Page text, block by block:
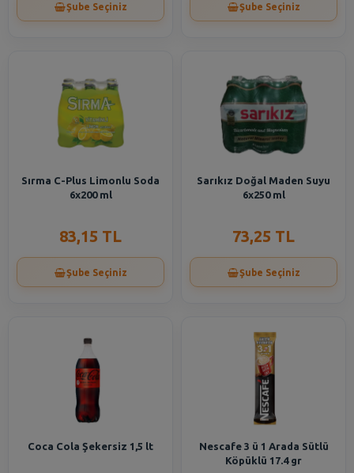
Şube Seçiniz Şube Seçiniz
Sırma C-Plus Limonlu Soda
6x200 ml
83,15 TL
Şube Seçiniz
Sarıkız Doğal Maden Suyu
6x250 ml
73,25 TL
Şube Seçiniz
Coca Cola Şekersiz 1,5 lt
Nescafe 3 ü 1 Arada Sütlü
Köpüklü 17.4 gr